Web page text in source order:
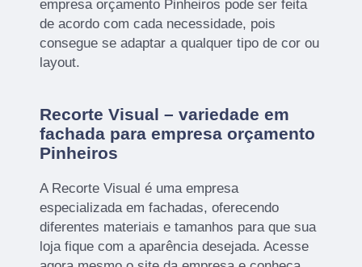
empresa orçamento Pinheiros pode ser feita
de acordo com cada necessidade, pois
consegue se adaptar a qualquer tipo de cor ou
layout.
Recorte Visual – variedade em
fachada para empresa orçamento
Pinheiros
A Recorte Visual é uma empresa
especializada em fachadas, oferecendo
diferentes materiais e tamanhos para que sua
loja fique com a aparência desejada. Acesse